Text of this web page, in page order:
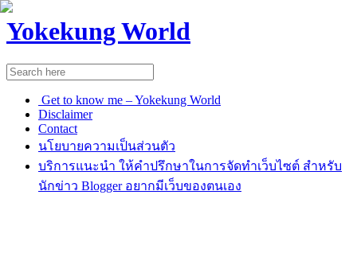
Yokekung World
Get to know me – Yokekung World
Disclaimer
Contact
นโยบายความเป็นส่วนตัว
บริการแนะนำ ให้คำปรึกษาในการจัดทำเว็บไซต์ สำหรับ
นักข่าว Blogger อยากมีเว็บของตนเอง